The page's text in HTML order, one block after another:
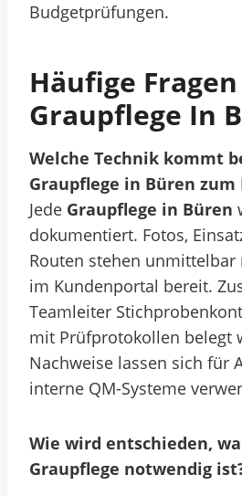
Budgetprüfungen.
Häufige
Graupflege In
Welche Technik kommt
Graupflege in Büren zum
Jede Graupflege in Büren
dokumentiert. Fotos,
Routen stehen unmittelbar
im Kundenportal bereit.
Teamleiter
mit Prüfprotokollen belegt
Nachweise lassen sich für
interne QM-Systeme
Wie wird entschieden,
Graupflege notwendig